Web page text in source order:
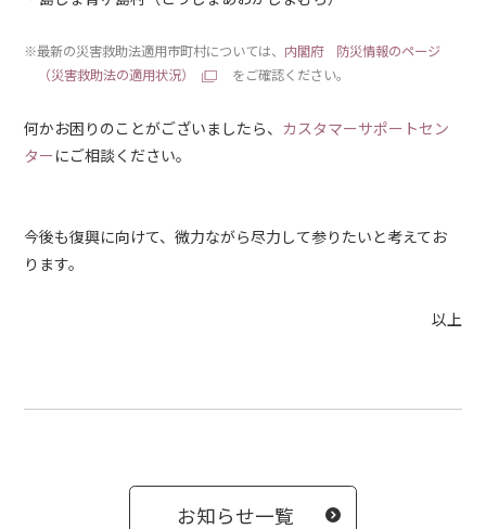
※最新の災害救助法適用市町村については、 内閣府 防災情報のページ
（災害救助法の適用状況）
をご確認ください。
何かお困りのことがございましたら、 カスタマーサポートセン
ター にご相談ください。
今後も復興に向けて、微力ながら尽力して参りたいと考えてお
ります。
以上
お知らせ一覧